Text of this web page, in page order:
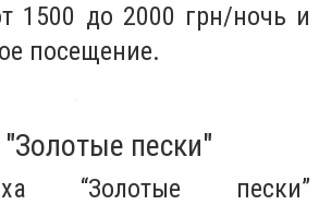
1500 до 2000 грн/ночь и
посещение.
пески"
“Золотые пески”